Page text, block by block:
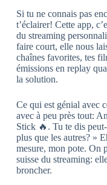
Si tu ne connais pas
t’éclairer! Cette app,
du streaming
faire court, elle nous
chaînes favorites, tes
émissions en replay
la solution.
Ce qui est génial avec
avec à peu près tout:
Stick 🔥. Tu te dis
plus que les autres? »
mesure, mon pote. On
suisse du streaming:
broncher.